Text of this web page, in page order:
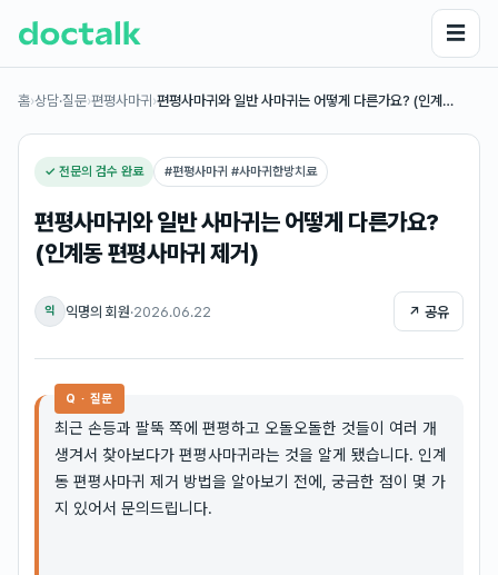
☰
홈›상담·질문›편평사마귀 ›편평사마귀와 일반 사마귀는 어떻게 다른가요? (인계…
✓ 전문의 검수 완료 #편평사마귀 #사마귀한방치료
편평사마귀와 일반 사마귀는 어떻게 다른가요?
(인계동 편평사마귀 제거)
익 익명의 회원·2026.06.22 ↗ 공유
Q · 질문
최근 손등과 팔뚝 쪽에 편평하고 오돌오돌한 것들이 여러 개
생겨서 찾아보다가 편평사마귀라는 것을 알게 됐습니다. 인계
동 편평사마귀 제거 방법을 알아보기 전에, 궁금한 점이 몇 가
지 있어서 문의드립니다.